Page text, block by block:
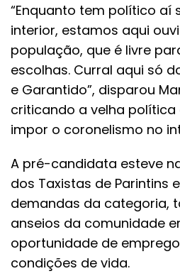
“Enquanto tem político aí
interior, estamos aqui
população, que é livre
escolhas. Curral aqui só
e Garantido”, disparou
criticando a velha
impor o coronelismo no
A pré-candidata esteve
dos Taxistas de Parintins
demandas da categoria,
anseios da comunidade
oportunidade de
condições de vida.